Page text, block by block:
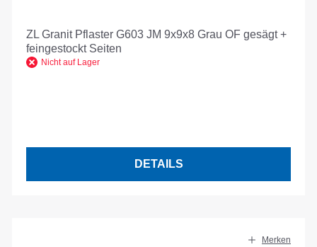
ZL Granit Pflaster G603 JM 9x9x8 Grau OF gesägt +
feingestockt Seiten
Nicht auf Lager
DETAILS
Merken